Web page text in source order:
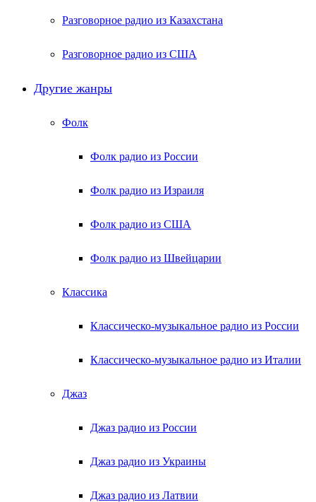
Разговорное радио из Казахстана
Разговорное радио из США
Другие жанры
Фолк
Фолк радио из России
Фолк радио из Израиля
Фолк радио из США
Фолк радио из Швейцарии
Классика
Классическо-музыкальное радио из России
Классическо-музыкальное радио из Италии
Джаз
Джаз радио из России
Джаз радио из Украины
Джаз радио из Латвии